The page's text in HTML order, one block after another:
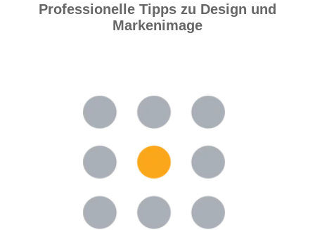
Professionelle Tipps zu Design und
Markenimage